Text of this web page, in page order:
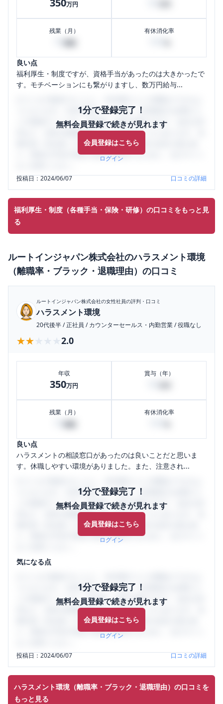
350万円
残業（月） 有休消化率
良い点
福利厚生・制度ですが、資格手当があったのは大きかったで
す。モチベーションにも繋がりますし、数万円給与...
1分で登録完了！
無料会員登録で続きが見れます
会員登録はこちら
ログイン
うになります。SHEHUB(シーハブ)は、女性限定の企業口コ
ミの投稿サイトです。給与面・女性の働きやすさ・会社の評
判など、女性の転職は気にすべき点がたくさんあります。先
輩社員（元社員）の口コミを通して、本当の会社の姿を知
り、将来の不安や現在の悩みを解消するために、ぜひサイト
投稿日：2024/06/07 口コミの詳細
福利厚生・制度（各種手当・保険・研修）の口コミをもっと見
る
ルートインジャパン株式会社のハラスメント環境
（離職率・ブラック・退職理由） の口コミ
ルートインジャパン株式会社の女性社員の評判・口コミ
ハラスメント環境
20代後半/正社員 /カウンターセールス・内勤営業/役職なし
★★★★★
★★★★★ 2.0
年収
350万円
賞与（年）
残業（月） 有休消化率
良い点
ハラスメントの相談窓口があったのは良いことだと思いま
す。休職しやすい環境がありました。また、注意され...
1分で登録完了！
無料会員登録で続きが見れます
会員登録はこちら
ログイン
うになります。SHEHUB(シーハブ)は、女性限定の企業口コ
ミの投稿サイトです。給与面・女性の働きやすさ・会社の評
判など、女性の転職は気にすべき点がたくさんあります。先
輩社員（元社員）の口コミを通して、本当の会社の姿を知
り、将来の不安や現在の悩みを解消するために、ぜひサイト
気になる点
1分で登録完了！
無料会員登録で続きが見れます
会員登録はこちら
ログイン
うになります。SHEHUB(シーハブ)は、女性限定の企業口コ
ミの投稿サイトです。給与面・女性の働きやすさ・会社の評
判など、女性の転職は気にすべき点がたくさんあります。先
輩社員（元社員）の口コミを通して、本当の会社の姿を知
り、将来の不安や現在の悩みを解消するために、ぜひサイト
投稿日：2024/06/07 口コミの詳細
ハラスメント環境（離職率・ブラック・退職理由）の口コミを
もっと見る